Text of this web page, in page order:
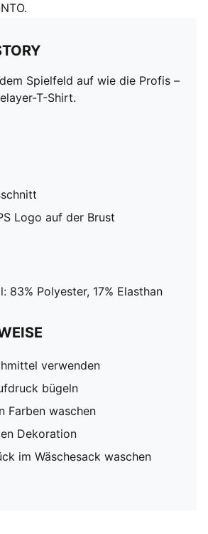
Spielfeld auf wie die Profis –
T-Shirt.
Logo auf der Brust
83% Polyester, 17% Elasthan
verwenden
bügeln
Farben waschen
Dekoration
im Wäschesack waschen